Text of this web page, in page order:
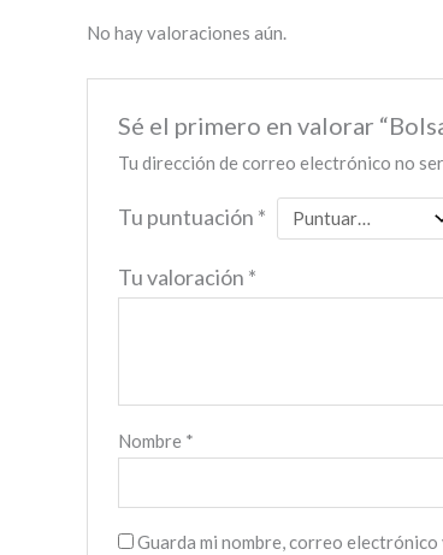
No hay valoraciones aún.
Sé el primero en valorar
Tu dirección de correo electrónico no
Tu puntuación *
Tu valoración *
Nombre *
Guarda mi nombre, correo